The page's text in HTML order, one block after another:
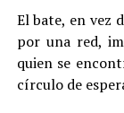
El bate, en vez
por una red,
quien se
círculo de